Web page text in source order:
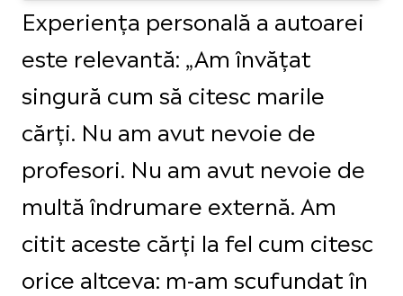
Experiența personală a autoarei
este relevantă: „Am învățat
singură cum să citesc marile
cărți. Nu am avut nevoie de
profesori. Nu am avut nevoie de
multă îndrumare externă. Am
citit aceste cărți la fel cum citesc
orice altceva: m-am scufundat în